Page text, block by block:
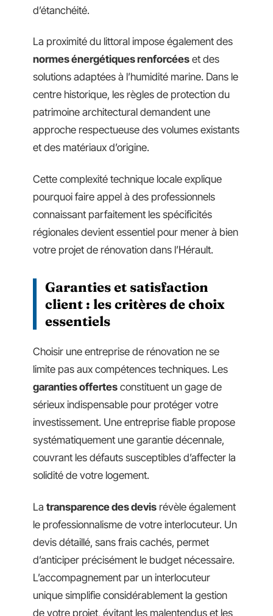
d’étanchéité.
La proximité du littoral impose également des
normes énergétiques renforcées et des
solutions adaptées à l’humidité marine. Dans le
centre historique, les règles de protection du
patrimoine architectural demandent une
approche respectueuse des volumes existants
et des matériaux d’origine.
Cette complexité technique locale explique
pourquoi faire appel à des professionnels
connaissant parfaitement les spécificités
régionales devient essentiel pour mener à bien
votre projet de rénovation dans l’Hérault.
Garanties et satisfaction
client : les critères de choix
essentiels
Choisir une entreprise de rénovation ne se
limite pas aux compétences techniques. Les
garanties offertes constituent un gage de
sérieux indispensable pour protéger votre
investissement. Une entreprise fiable propose
systématiquement une garantie décennale,
couvrant les défauts susceptibles d’affecter la
solidité de votre logement.
La transparence des devis révèle également
le professionnalisme de votre interlocuteur. Un
devis détaillé, sans frais cachés, permet
d’anticiper précisément le budget nécessaire.
L’accompagnement par un interlocuteur
unique simplifie considérablement la gestion
de votre projet, évitant les malentendus et les